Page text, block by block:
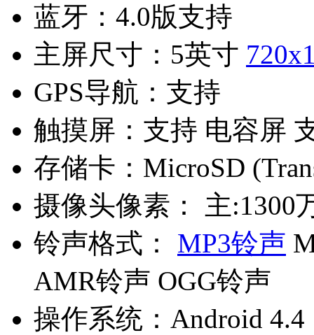
蓝牙： 4.0版支持
主屏尺寸： 5英寸
GPS导航： 支持
触摸屏： 支持 电容屏
存储卡： MicroSD
摄像头像素：
主:1300
铃声格式：
MP3铃声
AMR铃声 OGG铃声
操作系统： Android 4.4